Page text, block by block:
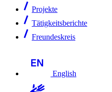
Projekte
Tätigkeitsberichte
Freundeskreis
English